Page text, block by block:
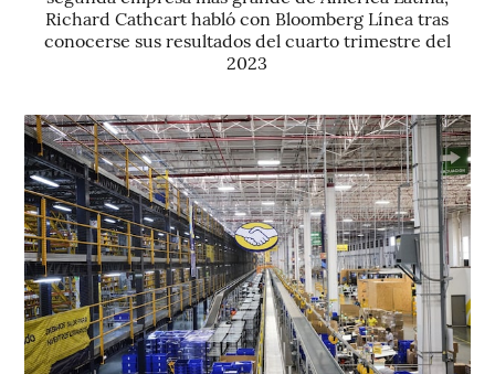
Richard Cathcart habló con Bloomberg Línea tras
conocerse sus resultados del cuarto trimestre del
2023